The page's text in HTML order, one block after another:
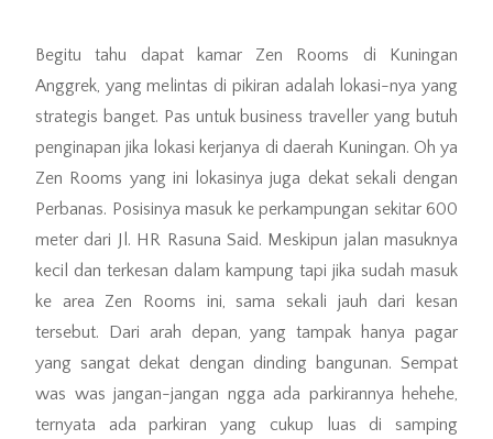
Begitu tahu dapat kamar Zen Rooms di Kuningan
Anggrek, yang melintas di pikiran adalah lokasi-nya yang
strategis banget. Pas untuk business traveller yang butuh
penginapan jika lokasi kerjanya di daerah Kuningan. Oh ya
Zen Rooms yang ini lokasinya juga dekat sekali dengan
Perbanas. Posisinya masuk ke perkampungan sekitar 600
meter dari Jl. HR Rasuna Said. Meskipun jalan masuknya
kecil dan terkesan dalam kampung tapi jika sudah masuk
ke area Zen Rooms ini, sama sekali jauh dari kesan
tersebut. Dari arah depan, yang tampak hanya pagar
yang sangat dekat dengan dinding bangunan. Sempat
was was jangan-jangan ngga ada parkirannya hehehe,
ternyata ada parkiran yang cukup luas di samping